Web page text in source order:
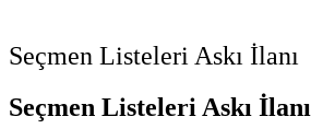
Seçmen Listeleri Askı İlanı
Seçmen Listeleri Askı İlanı